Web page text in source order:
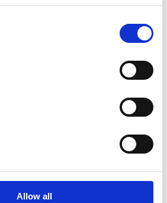
Allow all
Michał Cudak